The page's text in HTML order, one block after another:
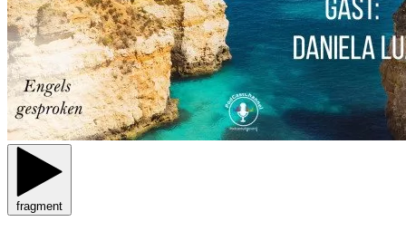
fragment